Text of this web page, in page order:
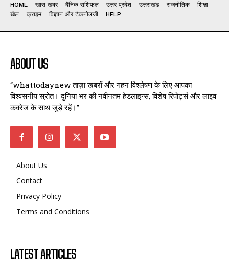
HOME खास खबर दैनिक राशिफल उत्तर प्रदेश उत्तराखंड राजनीतिक
शिक्षा
खेल
क्राइम विज्ञान और टैकनोलजी HELP
ABOUT US
“whattodaynew ताज़ा खबरों और गहन विश्लेषण के लिए आपका
विश्वसनीय स्रोत। दुनिया भर की नवीनतम हेडलाइन्स, विशेष रिपोर्ट्स और लाइव
कवरेज के साथ जुड़े रहें।”
About Us
Contact
Privacy Policy
Terms and Conditions
LATEST ARTICLES